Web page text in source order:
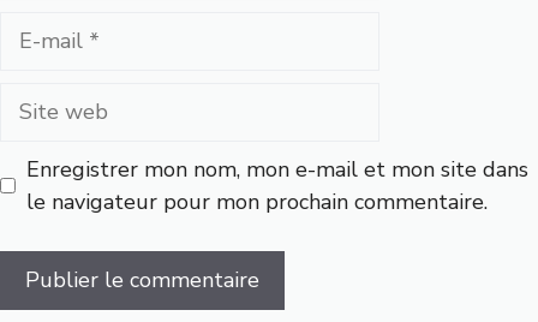
Site
Enregistrer mon nom, mon e-mail et mon site dans
le navigateur pour mon prochain commentaire.